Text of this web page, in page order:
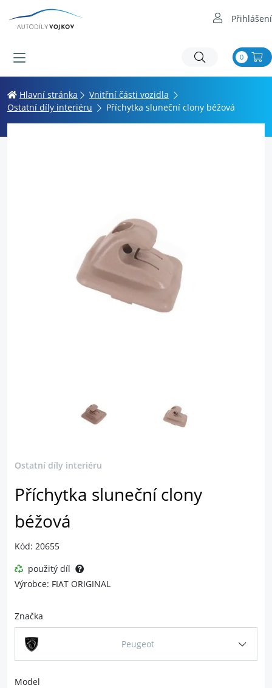
Přihlášení
0
Hlavní stránka
Vnitřní části vozidla
Ostatní díly interiéru
Příchytka sluneční clony béžová
Ostatní díly interiéru
Příchytka sluneční clony
béžová
Kód: 20655
použitý díl
Výrobce: FIAT ORIGINAL
Značka
Peugeot
Model